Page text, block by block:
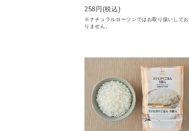
258 円(税込)
※ナチュラルローソンではお取り扱いしてお
りません。